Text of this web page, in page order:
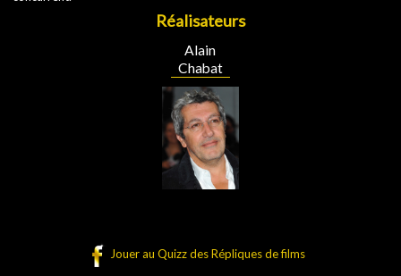
Réalisateurs
Alain
Chabat
Jouer au Quizz des Répliques de films